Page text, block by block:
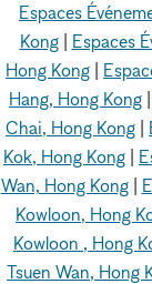
Espaces
Kong| Espaces
Hong Kong
Hang, Hong Kong
Chai, Hong Kong
Kok, Hong Kong
Wan, Hong Kong|
Kowloon, Hong
Kowloon , Hong
Tsuen Wan, Hong